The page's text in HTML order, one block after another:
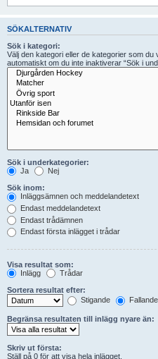
SÖKALTERNATIV
Sök i kategori:
Välj den kategori eller de kategorier som
automatiskt om du inte inaktiverar “Sök i
Sök i underkategorier:
Ja
Nej
Sök inom:
Inläggsämnen och meddelandetext
Endast meddelandetext
Endast trådämnen
Endast första inlägget i trådar
Visa resultat som:
Inlägg
Trådar
Sortera resultat efter:
Stigande
Fallande
Begränsa resultaten till inlägg nyare än:
Skriv ut första:
Ställ på 0 för att visa hela inlägget.